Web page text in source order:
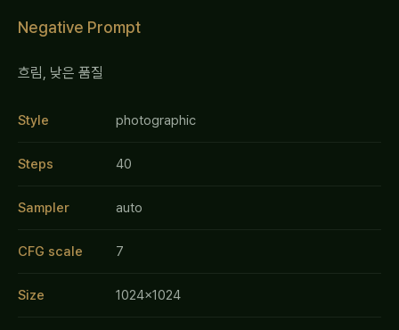
Negative Prompt
흐림, 낮은 품질
Style photographic
Steps 40
Sampler auto
CFG scale 7
Size 1024x1024